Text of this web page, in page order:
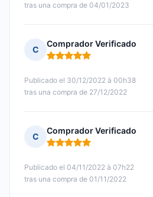
tras una compra de 04/01/2023
C
Comprador Verificado
Nota: 5 de 5
Publicado el 30/12/2022 à 00h38
tras una compra de 27/12/2022
C
Comprador Verificado
Nota: 5 de 5
Publicado el 04/11/2022 à 07h22
tras una compra de 01/11/2022